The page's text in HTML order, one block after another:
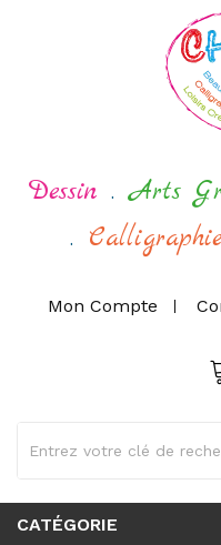
Dessin . Arts
. Calligraphie
Mon Compte
CATÉGORIE